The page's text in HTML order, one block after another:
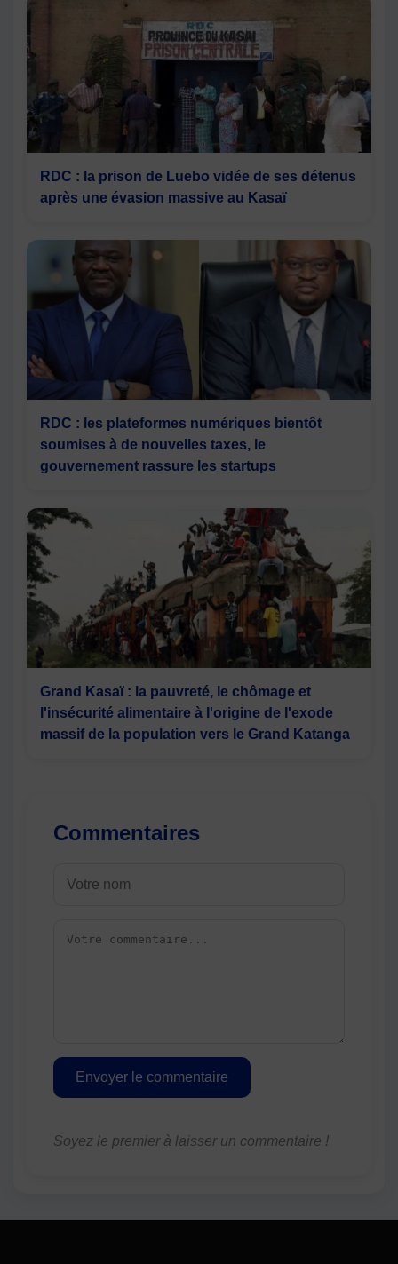
RDC : la prison de Luebo vidée de ses détenus
après une évasion massive au Kasaï
RDC : les plateformes numériques bientôt
soumises à de nouvelles taxes, le
gouvernement rassure les startups
Grand Kasaï : la pauvreté, le chômage et
l'insécurité alimentaire à l'origine de l'exode
massif de la population vers le Grand Katanga
Commentaires
Envoyer le commentaire
Soyez le premier à laisser un commentaire !